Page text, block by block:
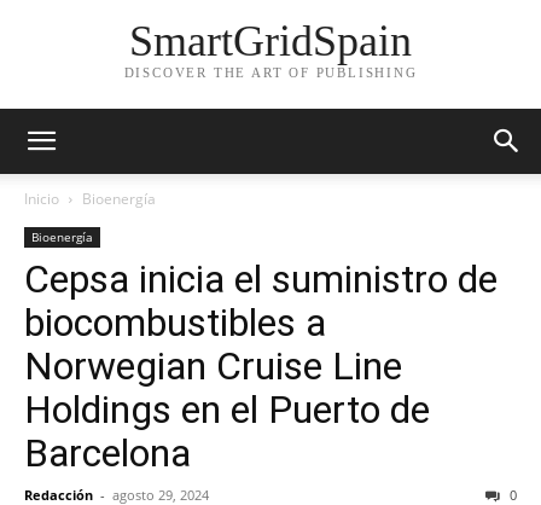
SmartGridSpain
DISCOVER THE ART OF PUBLISHING
Inicio Bioenergía
Bioenergía
Cepsa inicia el suministro de
biocombustibles a
Norwegian Cruise Line
Holdings en el Puerto de
Barcelona
Redacción - agosto 29, 2024 0